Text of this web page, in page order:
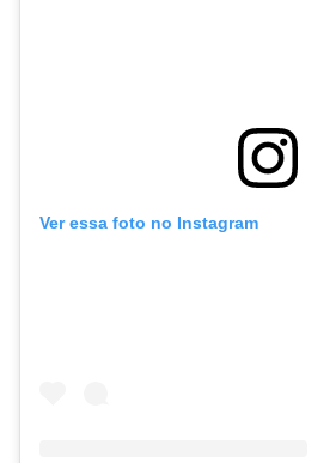
Ver essa foto no Instagram